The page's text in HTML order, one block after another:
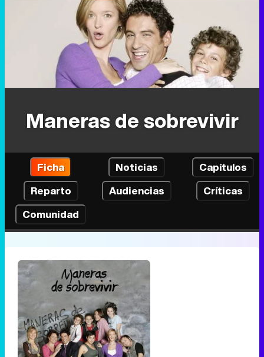
Maneras de sobrevivir
Ficha Noticias
Capítulos
Reparto
Audiencias
Críticas
Comunidad